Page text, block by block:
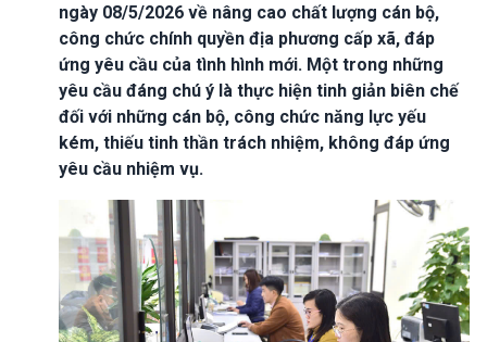
ngày 08/5/2026 về nâng cao chất lượng cán bộ,
công chức chính quyền địa phương cấp xã, đáp
ứng yêu cầu của tình hình mới. Một trong những
yêu cầu đáng chú ý là thực hiện tinh giản biên chế
đối với những cán bộ, công chức năng lực yếu
kém, thiếu tinh thần trách nhiệm, không đáp ứng
yêu cầu nhiệm vụ.